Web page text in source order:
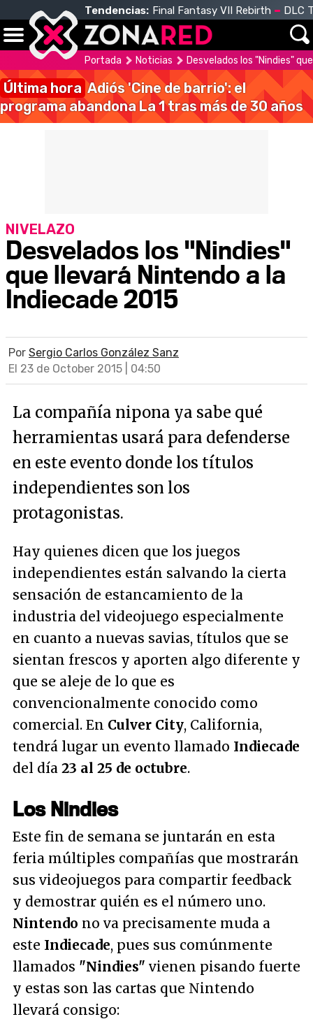
Tendencias: Final Fantasy VII Rebirth DLC
Portada Noticias Desvelados los "Nindies"
Última hora Adiós 'Cine de barrio': el
programa abandona La 1 tras más de 30 años
Desvelados los "Nindies"
que llevará Nintendo a la
Indiecade 2015
NIVELAZO
Por Sergio Carlos González Sanz
El 23 de October 2015 | 04:50
La compañía nipona ya sabe qué
herramientas usará para defenderse
en este evento donde los títulos
independientes son los
protagonistas.
Hay quienes dicen que los juegos
independientes están salvando la cierta
sensación de estancamiento de la
industria del videojuego especialmente
en cuanto a nuevas savias, títulos que se
sientan frescos y aporten algo diferente y
que se aleje de lo que es
convencionalmente conocido como
comercial. En Culver City, California,
tendrá lugar un evento llamado Indiecade
del día 23 al 25 de octubre.
Los Nindies
Este fin de semana se juntarán en esta
feria múltiples compañías que mostrarán
sus videojuegos para compartir feedback
y demostrar quién es el número uno.
Nintendo no va precisamente muda a
este Indiecade, pues sus comúnmente
llamados "Nindies" vienen pisando fuerte
y estas son las cartas que Nintendo
llevará consigo: